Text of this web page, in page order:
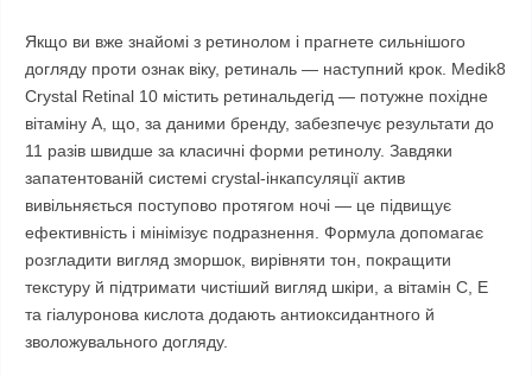
Якщо ви вже знайомі з ретинолом і прагнете сильнішого
догляду проти ознак віку, ретиналь — наступний крок. Medik8
Crystal Retinal 10 містить ретинальдегід — потужне похідне
вітаміну А, що, за даними бренду, забезпечує результати до
11 разів швидше за класичні форми ретинолу. Завдяки
запатентованій системі crystal-інкапсуляції актив
вивільняється поступово протягом ночі — це підвищує
ефективність і мінімізує подразнення. Формула допомагає
розгладити вигляд зморшок, вирівняти тон, покращити
текстуру й підтримати чистіший вигляд шкіри, а вітамін C, E
та гіалуронова кислота додають антиоксидантного й
зволожувального догляду.